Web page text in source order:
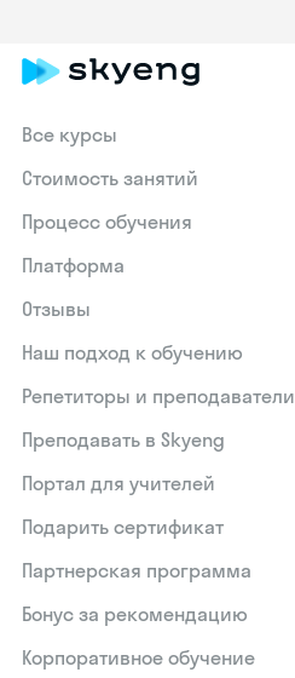
Все курсы
Стоимость занятий
Процесс обучения
Платформа
Отзывы
Наш подход к обучению
Репетиторы и преподаватели
Преподавать в Skyeng
Портал для учителей
Подарить сертификат
Партнерская программа
Бонус за рекомендацию
Корпоративное обучение